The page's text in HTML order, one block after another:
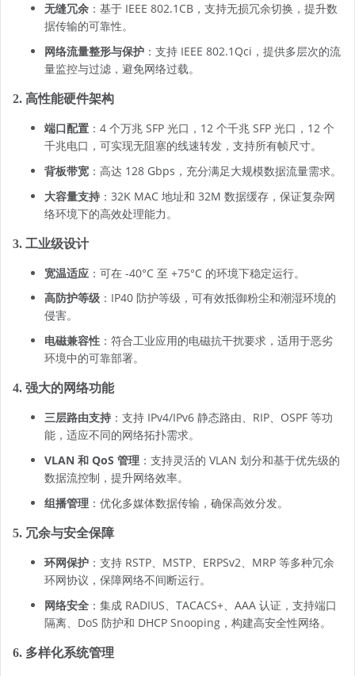
温馨提示
无缝冗余 ：基于 IEEE 802.1CB，支持无损冗余切换，提升数
据传输的可靠性。
网络流量整形与保护 ：支持 IEEE 802.1Qci，提供多层次的流
量监控与过滤，避免网络过载。
2. 高性能硬件架构
端口配置 ：4 个万兆 SFP 光口，12 个千兆 SFP 光口，12 个
千兆电口，可实现无阻塞的线速转发，支持所有帧尺寸。
背板带宽 ：高达 128 Gbps，充分满足大规模数据流量需求。
大容量支持 ：32K MAC 地址和 32M 数据缓存，保证复杂网
络环境下的高效处理能力。
3. 工业级设计
宽温适应 ：可在 -40°C 至 +75°C 的环境下稳定运行。
高防护等级 ：IP40 防护等级，可有效抵御粉尘和潮湿环境的
侵害。
电磁兼容性 ：符合工业应用的电磁抗干扰要求，适用于恶劣
环境中的可靠部署。
4. 强大的网络功能
三层路由支持 ：支持 IPv4/IPv6 静态路由、RIP、OSPF 等功
能，适应不同的网络拓扑需求。
VLAN 和 QoS 管理 ：支持灵活的 VLAN 划分和基于优先级的
数据流控制，提升网络效率。
组播管理 ：优化多媒体数据传输，确保高效分发。
5. 冗余与安全保障
环网保护 ：支持 RSTP、MSTP、ERPSv2、MRP 等多种冗余
环网协议，保障网络不间断运行。
网络安全 ：集成 RADIUS、TACACS+、AAA 认证，支持端口
隔离、DoS 防护和 DHCP Snooping，构建高安全性网络。
6. 多样化系统管理